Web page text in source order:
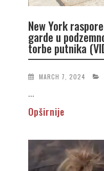
New York
garde u
torbe putnika
MARCH 7, 2024
...
Opširnije